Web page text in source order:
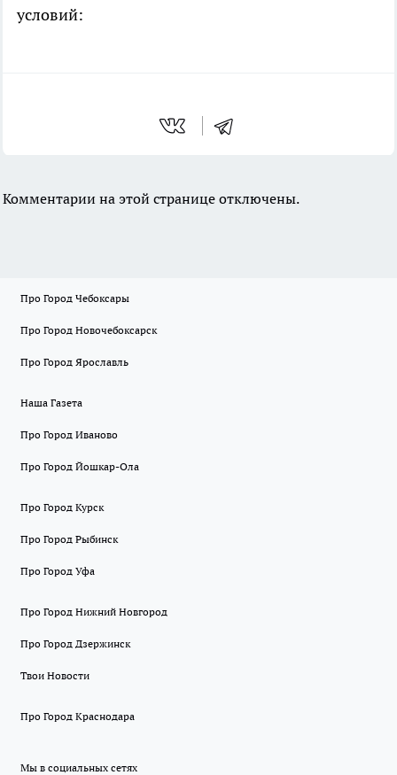
условий:
Комментарии на этой странице отключены.
Про Город Чебоксары
Про Город Новочебоксарск
Про Город Ярославль
Наша Газета
Про Город Иваново
Про Город Йошкар-Ола
Про Город Курск
Про Город Рыбинск
Про Город Уфа
Про Город Нижний Новгород
Про Город Дзержинск
Твои Новости
Про Город Краснодара
Мы в социальных сетях